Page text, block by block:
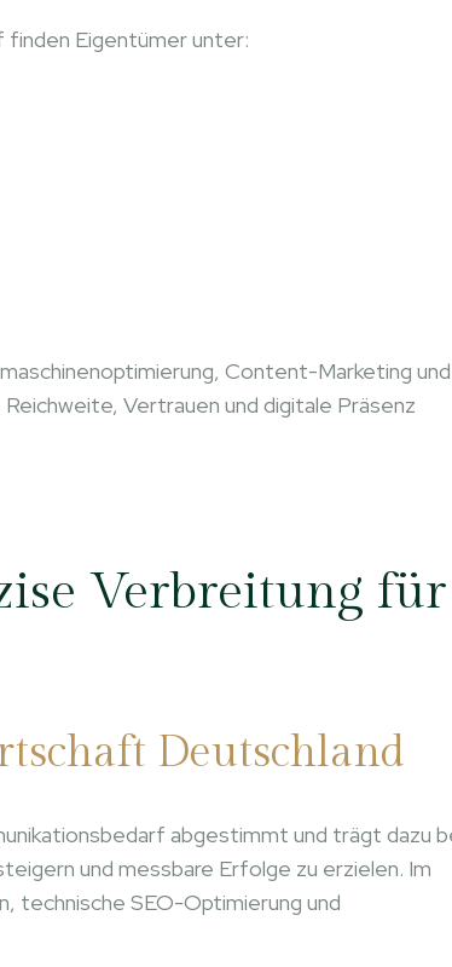
finden Eigentümer unter:
Content-Marketing und
Vertrauen und digitale Präsenz
Verbreitung für
Deutschland
abgestimmt und trägt dazu
und messbare Erfolge zu erzielen. Im
technische SEO-Optimierung und